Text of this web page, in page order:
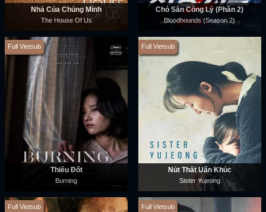
Nhà Của Chúng Mình
The House Of Us
Chó Săn Công Lý (Phần 2)
Bloodhounds (Season 2)
Full Vietsub
Thiêu Đốt
Burning
Full Vietsub
Nút Thắt Uẩn Khúc
Sister Yujeong
Full Vietsub Full Vietsub